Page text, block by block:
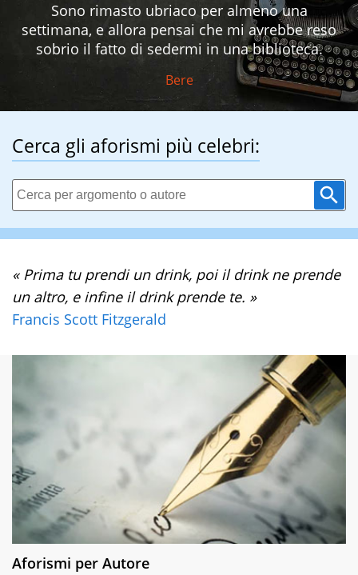
Sono rimasto ubriaco per almeno una
settimana, e allora pensai che mi avrebbe reso
sobrio il fatto di sedermi in una biblioteca.
Bere
Cerca gli aforismi più celebri:
« Prima tu prendi un drink, poi il drink ne prende
un altro, e infine il drink prende te. »
Francis Scott Fitzgerald
Aforismi per Autore